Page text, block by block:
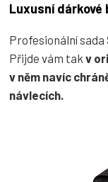
Luxusní dárkové
Profesionální sada
Přijde vám tak v
v něm navíc
návlecích.